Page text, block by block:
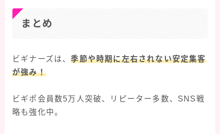
まとめ
ビギナーズは、季節や時期に左右されない安定集客
が強み！
ビギポ会員数5万人突破、リピーター多数、SNS戦
略も強化中。